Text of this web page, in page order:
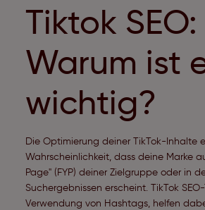
Tiktok SEO:
Warum ist
wichtig?
Die Optimierung deiner TikTok-Inhalte
Wahrscheinlichkeit, dass deine Marke
Page" (FYP) deiner Zielgruppe oder in
Suchergebnissen erscheint. TikTok
Verwendung von Hashtags, helfen